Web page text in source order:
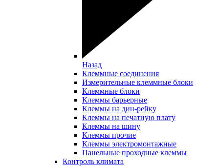
Назад
Клеммные соединения
Измерительные клеммные блоки
Клеммные блоки
Клеммы барьерные
Клеммы на дин-рейку
Клеммы на печатную плату
Клеммы на шину
Клеммы прочие
Клеммы электромонтажные
Панельные проходные клеммы
Контроль климата